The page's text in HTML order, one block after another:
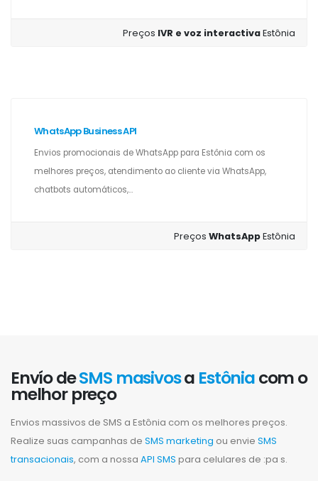
Preços IVR e voz interactivaEstônia
WhatsApp Business API
Envios promocionais de WhatsApp para Estônia com os
melhores preços, atendimento ao cliente via WhatsApp,
chatbots automáticos,...
PreçosWhatsAppEstônia
Envío deSMS masivosa Estôniacom o
melhor preço
Envios massivos de SMS a Estônia com os melhores preços.
Realize suas campanhas de SMS marketing ou envie SMS
transacionais, com a nossa API SMS para celulares de :pa s.